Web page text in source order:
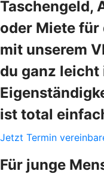
Taschengeld,
oder Miete für
mit unserem
du ganz
ist total
Jetzt Termin
Für junge